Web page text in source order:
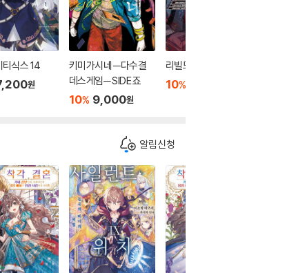
식스 14
원
키미가시네 ─다수결
데스게임─ SIDE 죠
10% 9,000원
리빌드 월드 8 (하)
10%
알림신청